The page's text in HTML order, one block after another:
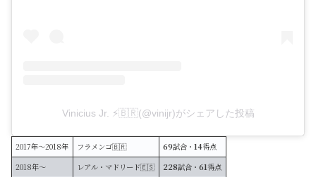
Vinicius Jr. ⚡️🇧🇷(@vinijr)がシェアした投稿
2017年〜2018年 フラメンゴ🇧🇷 69試合・14得点
2018年〜
レアル・マドリード🇪🇸 228試合・61得点